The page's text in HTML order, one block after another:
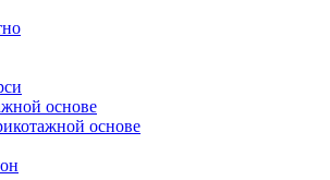
основе
основе